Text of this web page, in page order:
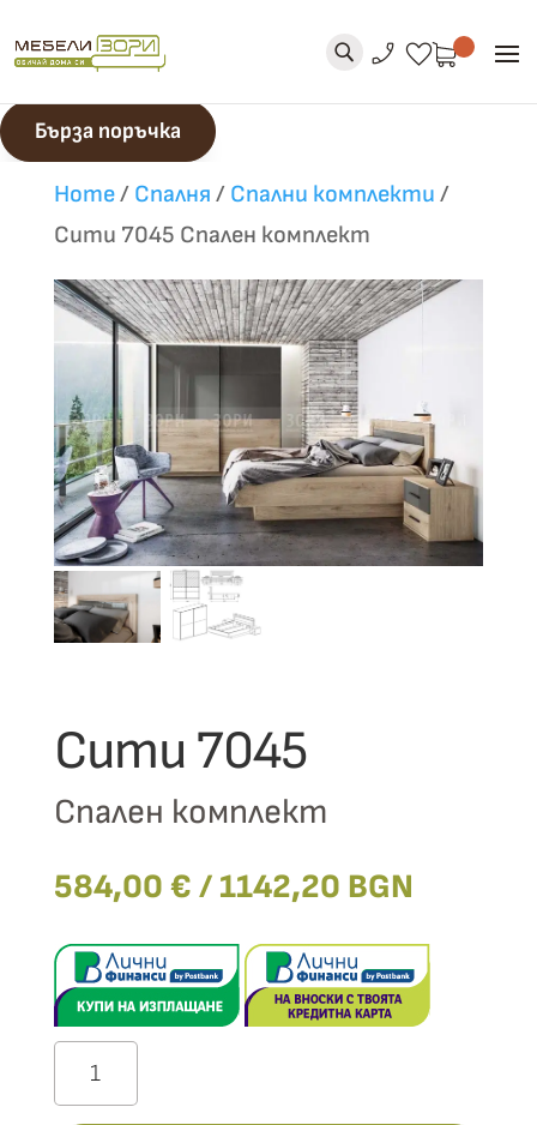
phone_enabled favorite
U
Бърза поръчка
Home/ Спалня / Спални комплекти /
Сити 7045 Спален комплект
Сити 7045
Спален комплект
584,00 € / 1142,20 BGN
количество
за